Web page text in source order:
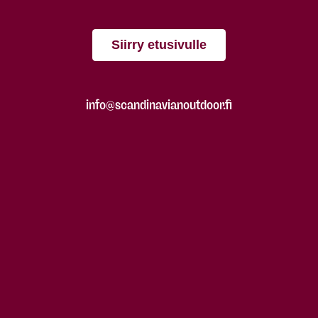
Siirry etusivulle
info@scandinavianoutdoor.fi